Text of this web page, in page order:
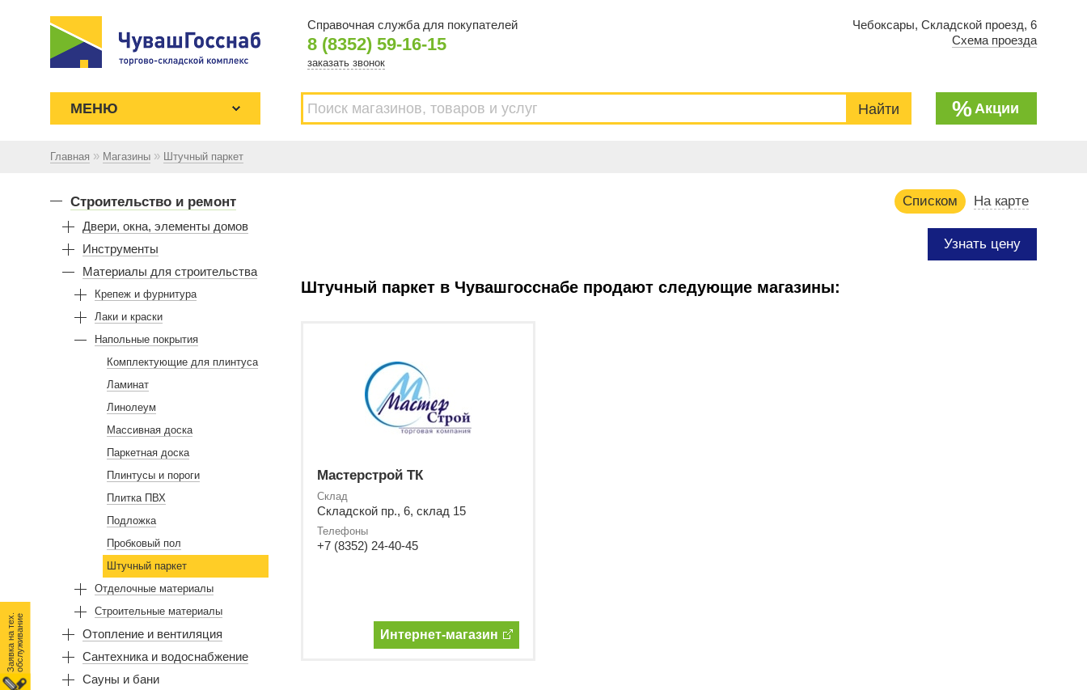
Чебоксары, Складской проезд, 6
Схема проезда
Справочная служба для покупателей
8 (8352) 59-16-15
заказать звонок
ЧУВАШГОССНАБ. Основан в 1925
году
МЕНЮ %Акции
Главная » Магазины » Штучный паркет
Строительство и ремонт
Двери, окна, элементы домов
Инструменты
Материалы для строительства
Крепеж и фурнитура
Лаки и краски
Напольные покрытия
Комплектующие для плинтуса
Ламинат
Линолеум
Массивная доска
Паркетная доска
Плинтусы и пороги
Плитка ПВХ
Подложка
Пробковый пол
Штучный паркет
Отделочные материалы
Строительные материалы
Отопление и вентиляция
Сантехника и водоснабжение
Сауны и бани
На карте
Списком
Узнать цену
Штучный паркет в Чувашгосснабе продают следующие магазины:
Мастерстрой ТК
Склад
Складской пр., 6, склад 15
Телефоны
+7 (8352) 24-40-45
Интернет-магазин
З
а
я
в
к
а
н
а
т
ех
.
о
б
с
л
у
ж
и
в
а
н
ие